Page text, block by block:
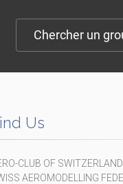
Chercher un
Us
CLUB OF
AEROMODELLING